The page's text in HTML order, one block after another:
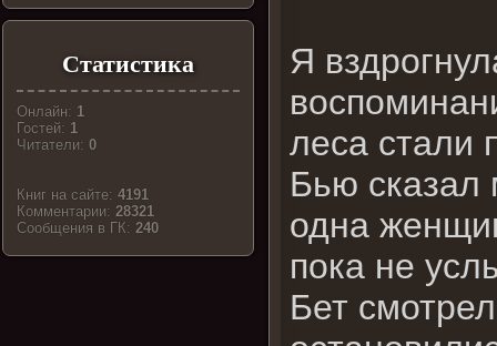
Статистика
Онлайн: 1
Гостей: 1
Читатели:0
Книг на сайте:4191
Комментарии:28321
Cообщения в ГК:240
Я
леса стали
Бью сказал
одна
пока не
Бет